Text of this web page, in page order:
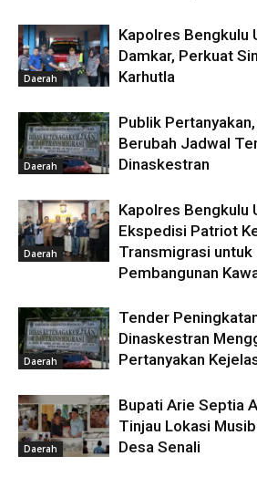
Daerah
Kapolres Bengkulu
Damkar, Perkuat
Karhutla
Daerah
Publik
Berubah Jadwal
Dinaskestran
Daerah
Kapolres Bengkulu
Ekspedisi Patriot
Transmigrasi
Pembangunan
Daerah
Tender
Dinaskestran
Pertanyakan
Daerah
Bupati Arie Septia
Tinjau Lokasi
Desa Senali